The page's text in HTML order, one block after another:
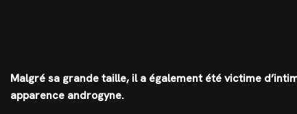
Malgré sa grande taille, il a également été victime
apparence androgyne.